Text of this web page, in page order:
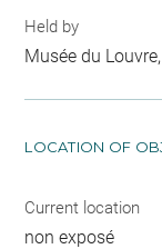
Held by
Musée du
LOCATION OF
Current location
non exposé